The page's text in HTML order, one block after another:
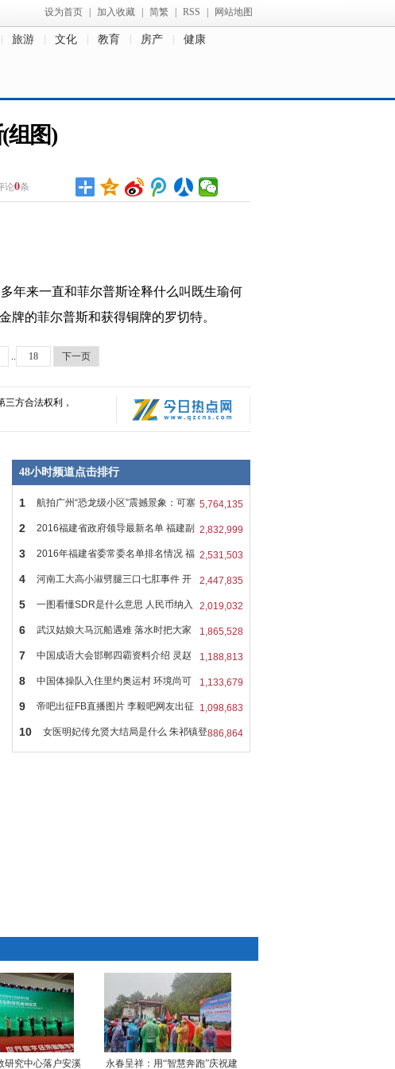
设为首页 加入收藏 简繁 RSS 网站地图
旅游 文化 教育 房产 健康
组图)
论0条
年来一直和菲尔普斯诠释什么叫既生瑜何
的菲尔普斯和获得铜牌的罗切特。
.. 18 下一页
方合法权利，
48小时频道点击排行
5,764,135
1 航拍广州“恐龙级小区”震撼景象：可塞
2,832,999
2 2016福建省政府领导最新名单 福建副
省 2,531,503
3 2016年福建省委常委名单排名情况 福
建 2,447,835
4 河南工大高小淑劈腿三口七肛事件 开
房 2,019,032
5 一图看懂SDR是什么意思 人民币纳入
SDR 1,865,528
6 武汉姑娘大马沉船遇难 落水时把大家
的 1,188,813
7 中国成语大会邯郸四霸资料介绍 灵赵
菡 1,133,679
8 中国体操队入住里约奥运村 环境尚可
但 1,098,683
9 帝吧出征FB直播图片 李毅吧网友出征
脸 886,864
10 女医明妃传允贤大结局是什么 朱祁镇登
研究中心落户安溪 永春呈祥：用“智慧奔跑”庆祝建